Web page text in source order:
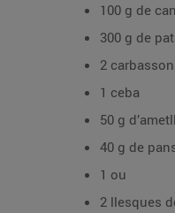
100 g de
300 g de
2
1 ceba
50 g
40 g de
1 ou
2 llesques